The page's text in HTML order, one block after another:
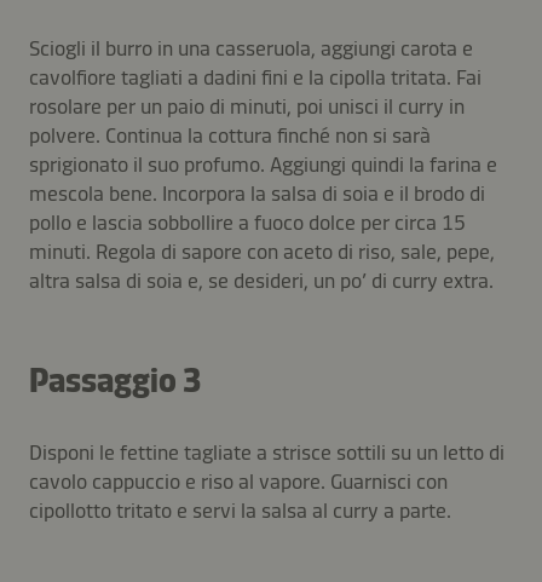
Sciogli il burro in una casseruola, aggiungi carota e
cavolfiore tagliati a dadini fini e la cipolla tritata. Fai
rosolare per un paio di minuti, poi unisci il curry in
polvere. Continua la cottura finché non si sarà
sprigionato il suo profumo. Aggiungi quindi la farina e
mescola bene. Incorpora la salsa di soia e il brodo di
pollo e lascia sobbollire a fuoco dolce per circa 15
minuti. Regola di sapore con aceto di riso, sale, pepe,
altra salsa di soia e, se desideri, un po’ di curry extra.
Passaggio 3
Disponi le fettine tagliate a strisce sottili su un letto di
cavolo cappuccio e riso al vapore. Guarnisci con
cipollotto tritato e servi la salsa al curry a parte.